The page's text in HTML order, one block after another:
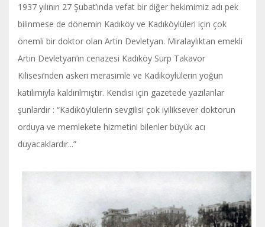
1937 yılının 27 Şubat’ında vefat bir diğer hekimimiz adı pek
bilinmese de dönemin Kadıköy ve Kadıköylüleri için çok
önemli bir doktor olan Artin Devletyan. Miralaylıktan emekli
Artin Devletyan’ın cenazesi Kadıköy Surp Takavor
Kilisesi’nden askeri merasimle ve Kadıköylülerin yoğun
katılımıyla kaldırılmıştır. Kendisi için gazetede yazılanlar
şunlardır : “Kadıköylülerin sevgilisi çok iyiliksever doktorun
orduya ve memlekete hizmetini bilenler büyük acı
duyacaklardır...”